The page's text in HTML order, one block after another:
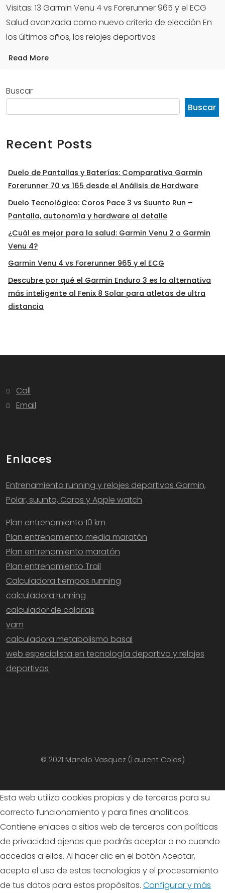
Visitas: 13 Garmin Venu 4 vs Forerunner 965 y el ECG
Salud avanzada como nuevo criterio de elección En
los últimos años, los relojes deportivos
Read More
Buscar
Buscar
Recent Posts
Duelo de Pantallas y Baterías: Comparativa Garmin
Forerunner 70 vs 165 desde el Análisis de Hardware
Duelo Tecnológico: Coros Pace 3 vs Suunto Run –
Pantalla, autonomía y hardware al detalle
¿Cuál es mejor para la salud: Garmin Venu 2 o Garmin
Venu 4?
Garmin Venu 4 vs Forerunner 965 y el ECG
Descubre por qué el Garmin Enduro 3 es la alternativa
más inteligente al Fenix 8 Solar para atletas de ultra
distancia
Call
Email
Enlaces
Entrenamiento running y relojes deportivos Garmin,
Polar, suunto, Coros y Apple watch
Plan entrenamiento 10 km
Plan entrenamiento media maratón
Plan entrenamiento maratón
Plan entrenamiento Trail
Calculadora tiempos running
calculadora running
calculador de calorias
vam
calculadora metabolismo basal
web especialista en tecnología deportiva y relojes
deportivos
© 2021 Manolo Vasquez (Laurent Colas)
Esta web utiliza cookies propias y de terceros para su
correcto funcionamiento y para fines analíticos.
Contiene enlaces a sitios web de terceros con políticas
de privacidad ajenas que podrás aceptar o no cuando
accedas a ellos. Al hacer clic en el botón Aceptar,
acepta el uso de estas tecnologías y el procesamiento
de tus datos para estos propósitos. Configurar y más